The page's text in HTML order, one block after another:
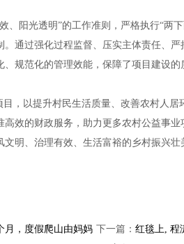
、阳光透明”的工作准则，严格执行“两
通过强化过程监督、压实主体责任、
规范化的管理效能，保障了项目建设
，以提升村民生活质量、改善农村人
效的财政服务，助力更多农村公益事
明、治理有效、生活富裕的乡村振兴壮
月，度假爬山由妈妈 下一篇： 红毯上,程